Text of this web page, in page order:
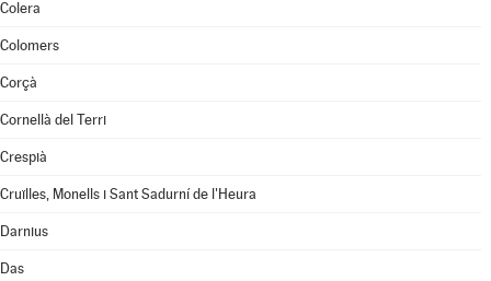
Colera
Colomers
Corçà
Cornellà del Terri
Crespià
Cruïlles, Monells i Sant Sadurní de l'Heura
Darnius
Das